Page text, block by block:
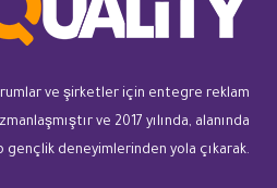
ve şirketler için entegre reklam
ve 2017 yılında, alanında
gençlik deneyimlerinden yola çıkarak.